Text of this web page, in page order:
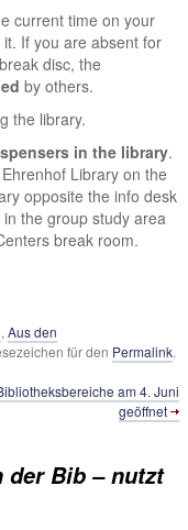
current time on your
If you are absent for
disc, the
by others.
the library.
in the library.
Library on the
opposite the info desk
the group study area
break room.
, Aus den
für den Permalink.
am 4. Juni
geöffnet
der Bib – nutzt